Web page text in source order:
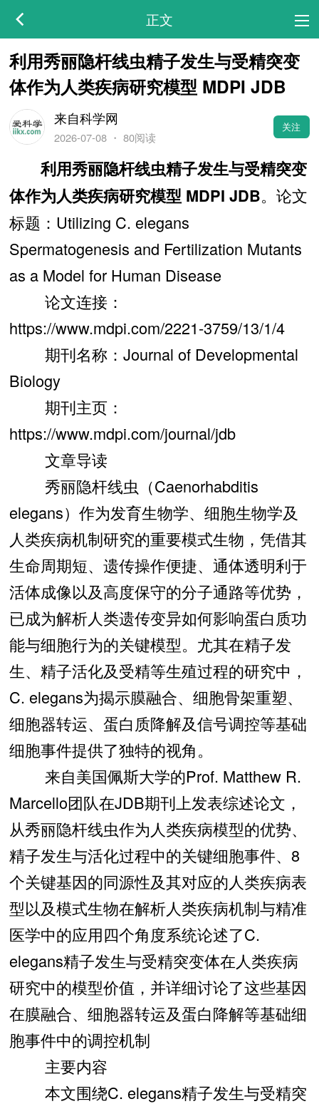
正文
利用秀丽隐杆线虫精子发生与受精突变
体作为人类疾病研究模型 MDPI JDB
来自科学网
2026-07-08・ 80阅读
关注
利用秀丽隐杆线虫精子发生与受精突变
体作为人类疾病研究模型 MDPI JDB。论文
标题：Utilizing C. elegans
Spermatogenesis and Fertilization Mutants
as a Model for Human Disease
论文连接：
https://www.mdpi.com/2221-3759/13/1/4
期刊名称：Journal of Developmental
Biology
期刊主页：
https://www.mdpi.com/journal/jdb
文章导读
秀丽隐杆线虫（Caenorhabditis
elegans）作为发育生物学、细胞生物学及
人类疾病机制研究的重要模式生物，凭借其
生命周期短、遗传操作便捷、通体透明利于
活体成像以及高度保守的分子通路等优势，
已成为解析人类遗传变异如何影响蛋白质功
能与细胞行为的关键模型。尤其在精子发
生、精子活化及受精等生殖过程的研究中，
C. elegans为揭示膜融合、细胞骨架重塑、
细胞器转运、蛋白质降解及信号调控等基础
细胞事件提供了独特的视角。
来自美国佩斯大学的Prof. Matthew R.
Marcello团队在JDB期刊上发表综述论文，
从秀丽隐杆线虫作为人类疾病模型的优势、
精子发生与活化过程中的关键细胞事件、8
个关键基因的同源性及其对应的人类疾病表
型以及模式生物在解析人类疾病机制与精准
医学中的应用四个角度系统论述了C.
elegans精子发生与受精突变体在人类疾病
研究中的模型价值，并详细讨论了这些基因
在膜融合、细胞器转运及蛋白降解等基础细
胞事件中的调控机制
主要内容
本文围绕C. elegans精子发生与受精突